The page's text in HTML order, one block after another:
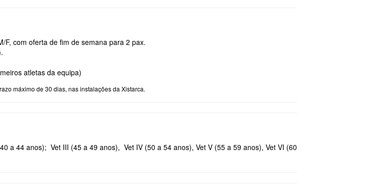
F, com oferta de fim de semana para 2 pax.
atletas da equipa)
máximo de 30 dias, nas instalações da Xistarca.
a 44 anos); Vet III (45 a 49 anos), Vet IV (50 a 54 anos), Vet V (55 a 59 anos), Vet VI (60